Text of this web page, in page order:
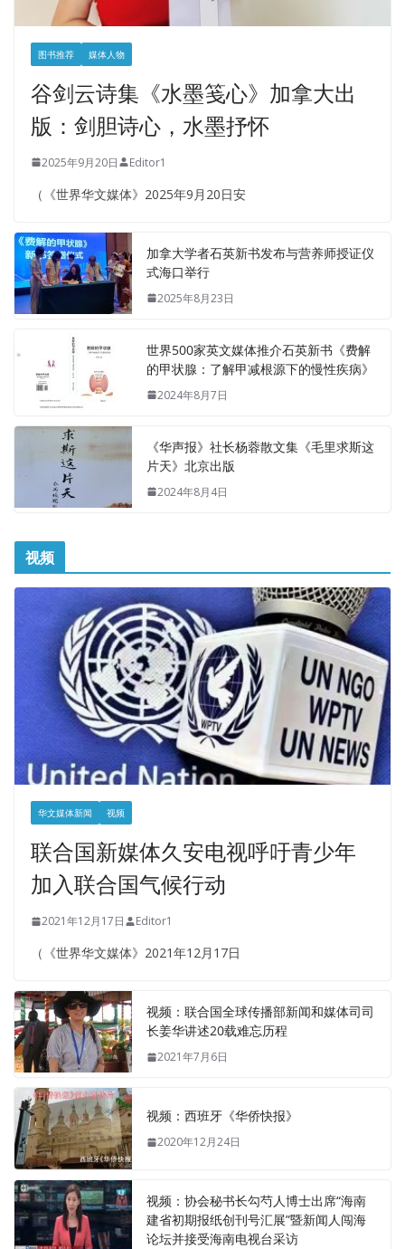
图书推荐 媒体人物
谷剑云诗集《水墨笺心》加拿大出
版：剑胆诗心，水墨抒怀
2025年9月20日 Editor1
（《世界华文媒体》2025年9月20日安
加拿大学者石英新书发布与营养师授证仪
式海口举行
2025年8月23日
世界500家英文媒体推介石英新书《费解
的甲状腺：了解甲减根源下的慢性疾病》
2024年8月7日
《华声报》社长杨蓉散文集《毛里求斯这
片天》北京出版
2024年8月4日
视频
华文媒体新闻 视频
联合国新媒体久安电视呼吁青少年
加入联合国气候行动
2021年12月17日 Editor1
（《世界华文媒体》2021年12月17日
视频：联合国全球传播部新闻和媒体司司
长姜华讲述20载难忘历程
2021年7月6日
视频：西班牙《华侨快报》
2020年12月24日
视频：协会秘书长勾芍人博士出席“海南
建省初期报纸创刊号汇展”暨新闻人闯海
论坛并接受海南电视台采访